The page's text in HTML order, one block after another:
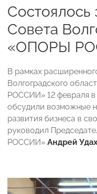
Состоялось
Совета
«ОПОРЫ
В рамках
Волгоградского
РОССИИ» 12 февраля в
обсудили возможные
развития бизнеса в
руководил
РОССИИ» Андрей